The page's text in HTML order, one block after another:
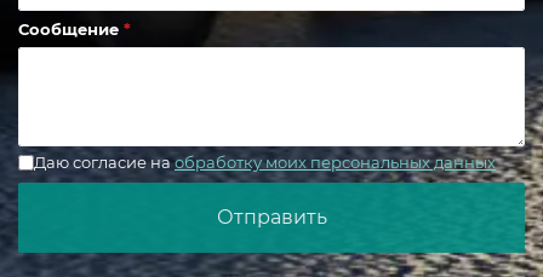
Сообщение
Даю согласие наобработку моих персональных данных